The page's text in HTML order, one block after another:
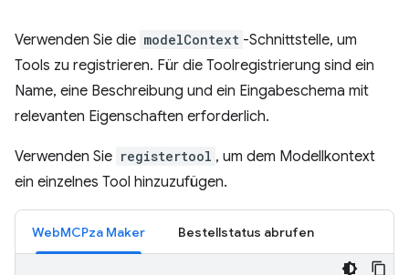
Verwenden Sie die modelContext -Schnittstelle, um
Tools zu registrieren. Für die Toolregistrierung sind ein
Name, eine Beschreibung und ein Eingabeschema mit
relevanten Eigenschaften erforderlich.
Verwenden Sie registertool , um dem Modellkontext
ein einzelnes Tool hinzuzufügen.
WebMCPza Maker Bestellstatus abrufen